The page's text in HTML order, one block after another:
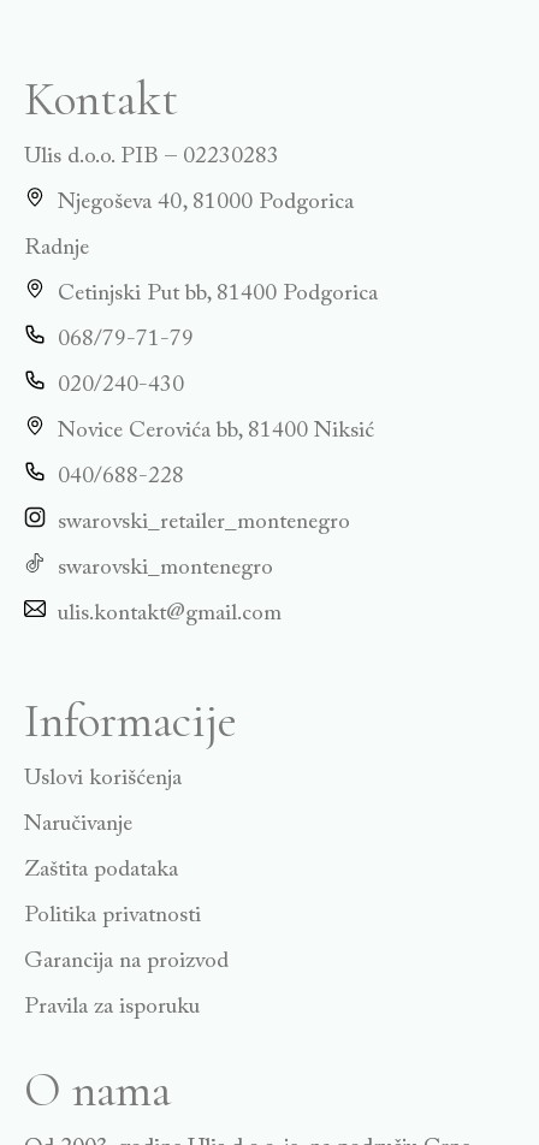
Kontakt
Ulis d.o.o. PIB – 02230283
Njegoševa 40, 81000 Podgorica
Radnje
Cetinjski Put bb, 81400 Podgorica
068/79-71-79
020/240-430
Novice Cerovića bb, 81400 Niksić
040/688-228
swarovski_retailer_montenegro
swarovski_montenegro
ulis.kontakt@gmail.com
Informacije
Uslovi korišćenja
Naručivanje
Zaštita podataka
Politika privatnosti
Garancija na proizvod
Pravila za isporuku
O nama